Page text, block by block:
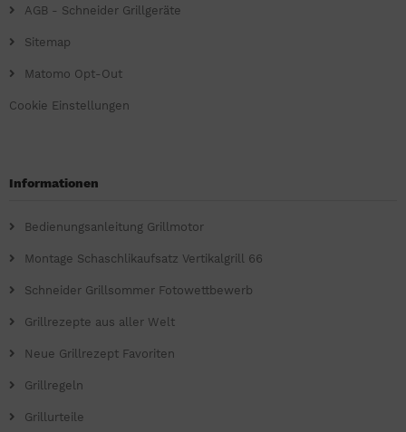
AGB - Schneider Grillgeräte
Sitemap
Matomo Opt-Out
Cookie Einstellungen
Informationen
Bedienungsanleitung Grillmotor
Montage Schaschlikaufsatz Vertikalgrill 66
Schneider Grillsommer Fotowettbewerb
Grillrezepte aus aller Welt
Neue Grillrezept Favoriten
Grillregeln
Grillurteile